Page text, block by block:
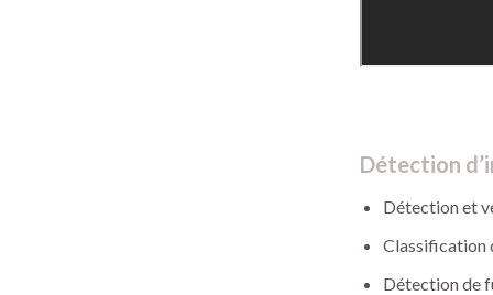
Détection
Détection et
Classification
Détection de